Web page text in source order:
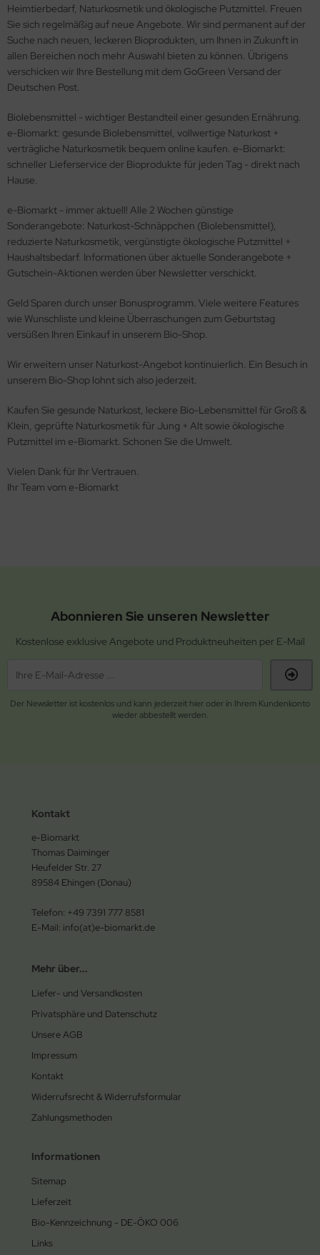
Heimtierbedarf, Naturkosmetik und ökologische Putzmittel. Freuen
Sie sich regelmäßig auf neue Angebote. Wir sind permanent auf der
Suche nach neuen, leckeren Bioprodukten, um Ihnen in Zukunft in
allen Bereichen noch mehr Auswahl bieten zu können. Übrigens
verschicken wir Ihre Bestellung mit dem GoGreen Versand der
Deutschen Post.
Biolebensmittel - wichtiger Bestandteil einer gesunden Ernährung.
e-Biomarkt: gesunde Biolebensmittel, vollwertige Naturkost +
verträgliche Naturkosmetik bequem online kaufen. e-Biomarkt:
schneller Lieferservice der Bioprodukte für jeden Tag - direkt nach
Hause.
e-Biomarkt - immer aktuell! Alle 2 Wochen günstige
Sonderangebote: Naturkost-Schnäppchen (Biolebensmittel),
reduzierte Naturkosmetik, vergünstigte ökologische Putzmittel +
Haushaltsbedarf. Informationen über aktuelle Sonderangebote +
Gutschein-Aktionen werden über Newsletter verschickt.
Geld Sparen durch unser Bonusprogramm. Viele weitere Features
wie Wunschliste und kleine Überraschungen zum Geburtstag
versüßen Ihren Einkauf in unserem Bio-Shop.
Wir erweitern unser Naturkost-Angebot kontinuierlich. Ein Besuch in
unserem Bio-Shop lohnt sich also jederzeit.
Kaufen Sie gesunde Naturkost, leckere Bio-Lebensmittel für Groß &
Klein, geprüfte Naturkosmetik für Jung + Alt sowie ökologische
Putzmittel im e-Biomarkt. Schonen Sie die Umwelt.
Vielen Dank für Ihr Vertrauen.
Ihr Team vom e-Biomarkt
Abonnieren Sie unseren Newsletter
Kostenlose exklusive Angebote und Produktneuheiten per E-Mail
Der Newsletter ist kostenlos und kann jederzeit hier oder in Ihrem Kundenkonto
wieder abbestellt werden.
Kontakt
e-Biomarkt
Thomas Daiminger
Heufelder Str. 27
89584 Ehingen (Donau)
Telefon: +49 7391 777 8581
E-Mail: info(at)e-biomarkt.de
Mehr über...
Liefer- und Versandkosten
Privatsphäre und Datenschutz
Unsere AGB
Impressum
Kontakt
Widerrufsrecht & Widerrufsformular
Zahlungsmethoden
Informationen
Sitemap
Lieferzeit
Bio-Kennzeichnung - DE-ÖKO 006
Links